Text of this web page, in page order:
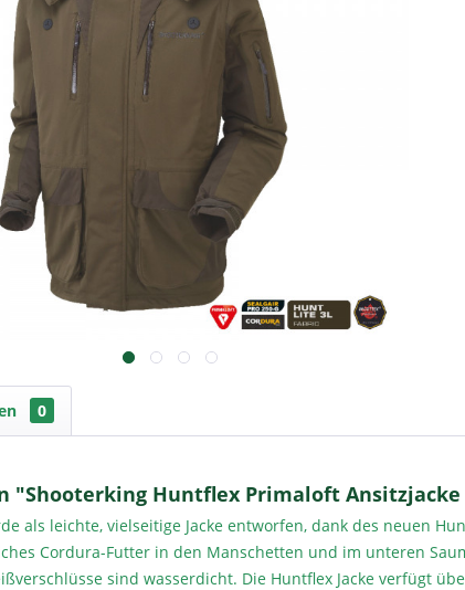
0
"Shooterking Huntflex Primaloft Ansitzjacke
als leichte, vielseitige Jacke entworfen, dank des neuen
Cordura-Futter in den Manschetten und im unteren
sind wasserdicht. Die Huntflex Jacke verfügt